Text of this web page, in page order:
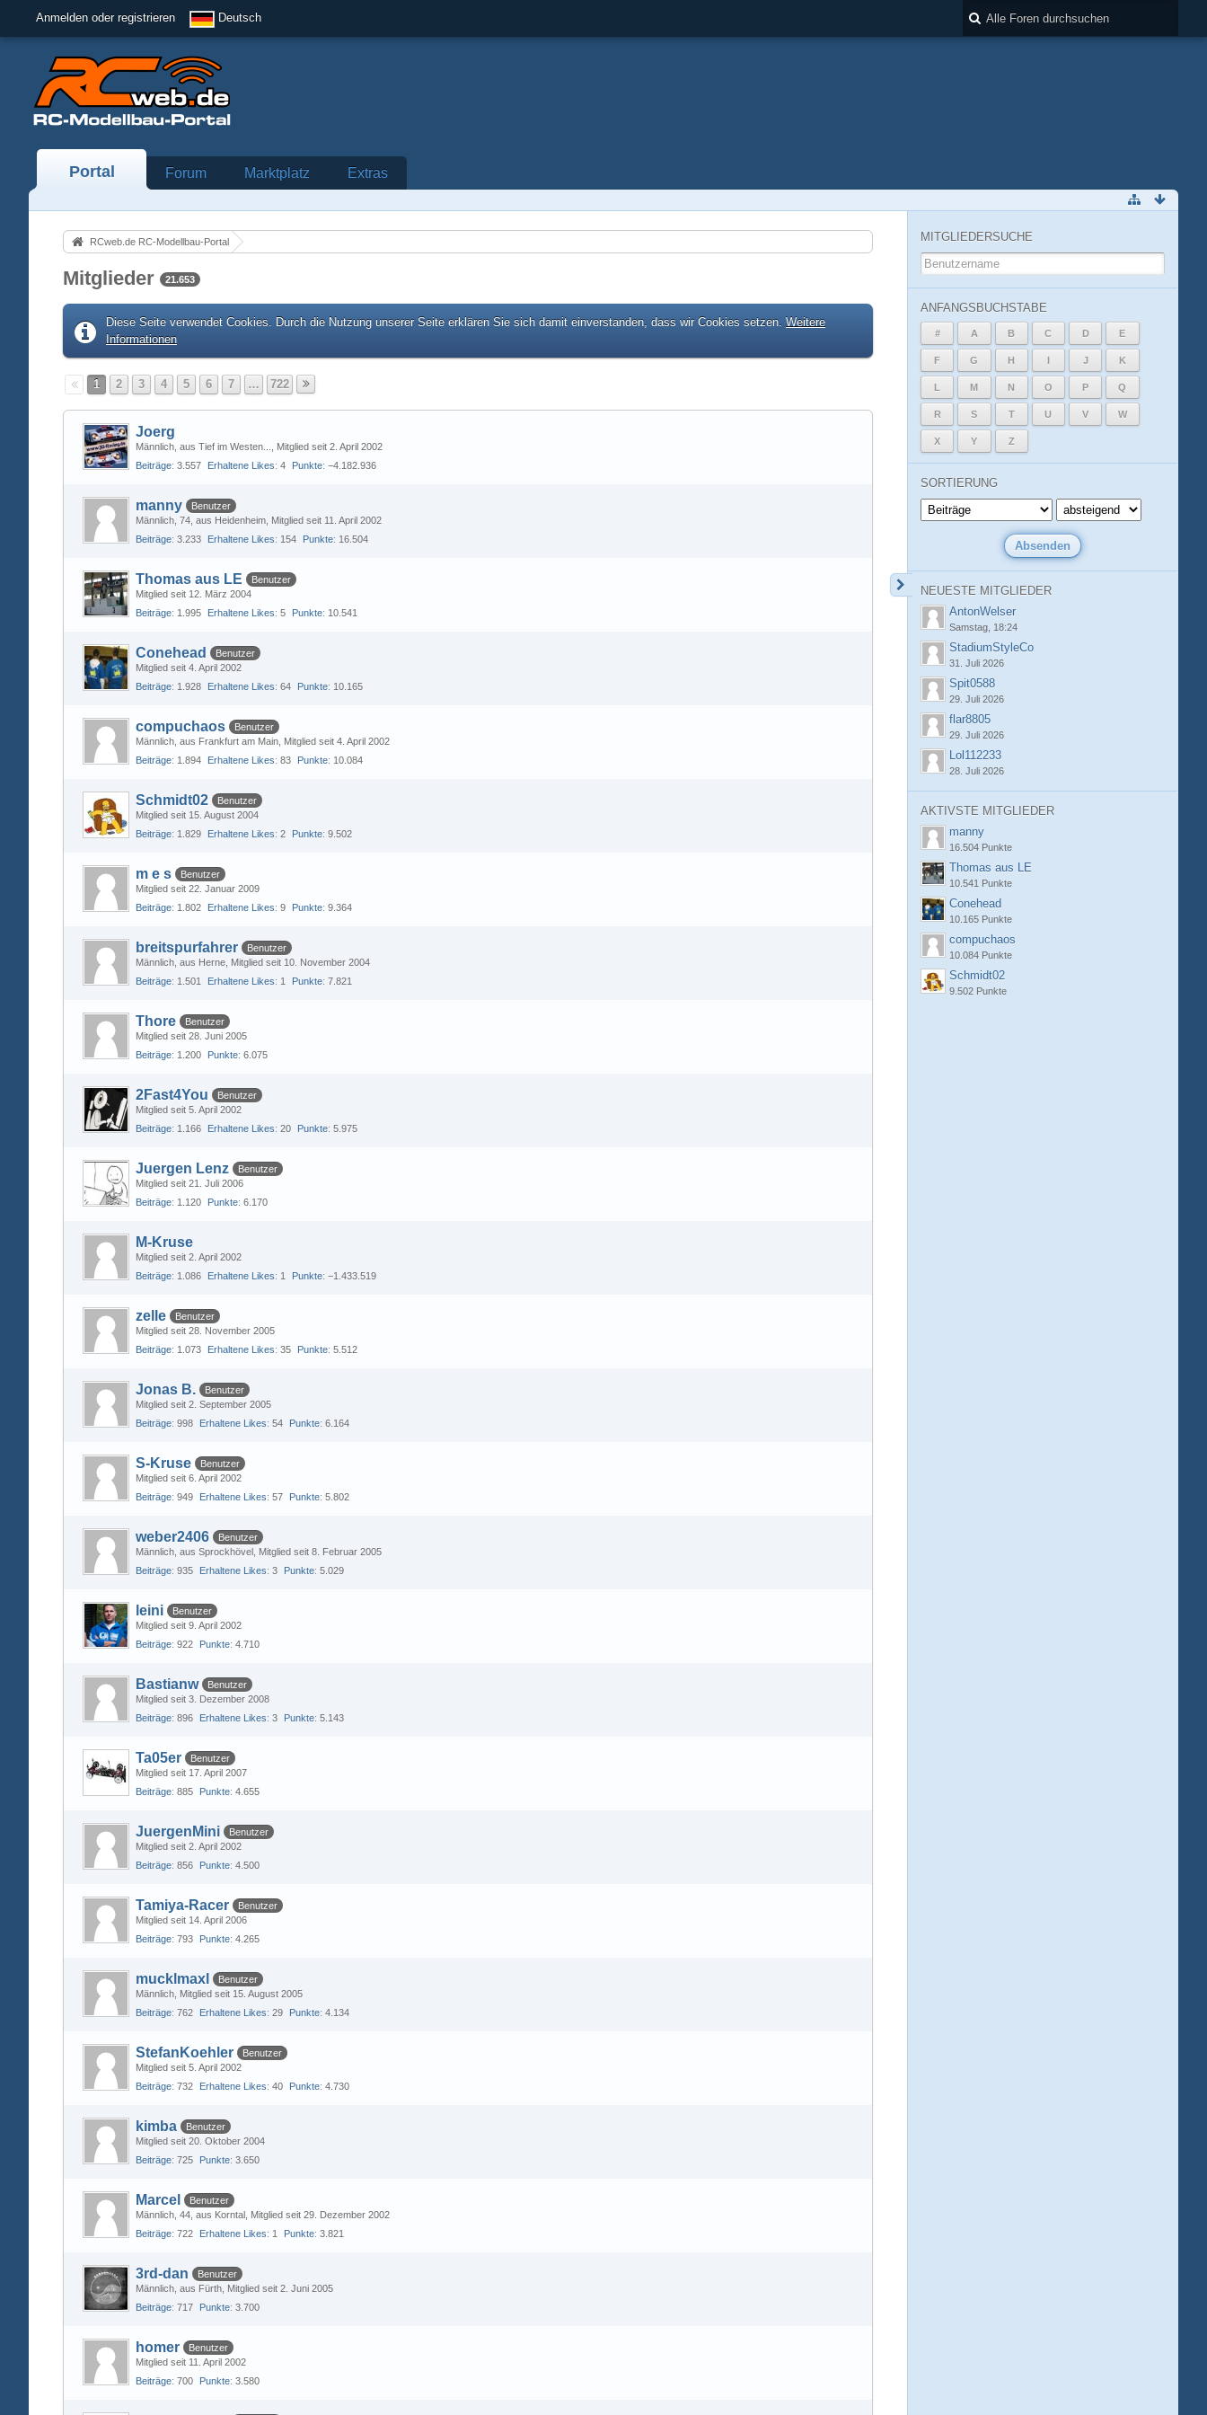
Anmelden oder registrieren Deutsch
Portal Forum Marktplatz Extras
RCweb.de RC-Modellbau-Portal
Mitglieder 21.653
Diese Seite verwendet Cookies. Durch die Nutzung unserer Seite erklären Sie sich damit einverstanden, dass wir Cookies setzen. Weitere
Informationen
1 2 3 4 5 6 7 … 722
Joerg
Männlich aus Tief im Westen...
Mitglied seit 2. April 2002
Beiträge 3.557 Erhaltene Likes 4 Punkte −4.182.936
manny
Benutzer
Männlich 74 aus Heidenheim Mitglied seit 11. April 2002
Beiträge 3.233 Erhaltene Likes 154 Punkte 16.504
Thomas aus LE
Benutzer
Mitglied seit 12. März 2004
Beiträge 1.995 Erhaltene Likes 5 Punkte 10.541
Conehead
Benutzer
Mitglied seit 4. April 2002
Beiträge 1.928 Erhaltene Likes 64 Punkte 10.165
compuchaos
Benutzer
Männlich aus Frankfurt am Main Mitglied seit 4. April 2002
Beiträge 1.894 Erhaltene Likes 83 Punkte 10.084
Schmidt02
Benutzer
Mitglied seit 15. August 2004
Beiträge 1.829 Erhaltene Likes 2 Punkte 9.502
m e s
Benutzer
Mitglied seit 22. Januar 2009
Beiträge 1.802 Erhaltene Likes 9 Punkte 9.364
breitspurfahrer
Benutzer
Männlich aus Herne Mitglied seit 10. November 2004
Beiträge 1.501 Erhaltene Likes 1 Punkte 7.821
Thore
Benutzer
Mitglied seit 28. Juni 2005
Beiträge 1.200 Punkte 6.075
2Fast4You
Benutzer
Mitglied seit 5. April 2002
Beiträge 1.166 Erhaltene Likes 20 Punkte 5.975
Juergen Lenz
Benutzer
Mitglied seit 21. Juli 2006
Beiträge 1.120 Punkte 6.170
M-Kruse
Mitglied seit 2. April 2002
Beiträge 1.086 Erhaltene Likes 1 Punkte −1.433.519
zelle
Benutzer
Mitglied seit 28. November 2005
Beiträge 1.073 Erhaltene Likes 35 Punkte 5.512
Jonas B.
Benutzer
Mitglied seit 2. September 2005
Beiträge 998 Erhaltene Likes 54 Punkte 6.164
S-Kruse
Benutzer
Mitglied seit 6. April 2002
Beiträge 949 Erhaltene Likes 57 Punkte 5.802
weber2406
Benutzer
Männlich aus Sprockhövel Mitglied seit 8. Februar 2005
Beiträge 935 Erhaltene Likes 3 Punkte 5.029
leini
Benutzer
Mitglied seit 9. April 2002
Beiträge 922 Punkte 4.710
Bastianw
Benutzer
Mitglied seit 3. Dezember 2008
Beiträge 896 Erhaltene Likes 3 Punkte 5.143
Ta05er
Benutzer
Mitglied seit 17. April 2007
Beiträge 885 Punkte 4.655
JuergenMini
Benutzer
Mitglied seit 2. April 2002
Beiträge 856 Punkte 4.500
Tamiya-Racer
Benutzer
Mitglied seit 14. April 2006
Beiträge 793 Punkte 4.265
mucklmaxl
Benutzer
Männlich Mitglied seit 15. August 2005
Beiträge 762 Erhaltene Likes 29 Punkte 4.134
StefanKoehler
Benutzer
Mitglied seit 5. April 2002
Beiträge 732 Erhaltene Likes 40 Punkte 4.730
kimba
Benutzer
Mitglied seit 20. Oktober 2004
Beiträge 725 Punkte 3.650
Marcel
Benutzer
Männlich 44 aus Korntal Mitglied seit 29. Dezember 2002
Beiträge 722 Erhaltene Likes 1 Punkte 3.821
3rd-dan
Benutzer
Männlich aus Fürth Mitglied seit 2. Juni 2005
Beiträge 717 Punkte 3.700
homer
Benutzer
Mitglied seit 11. April 2002
Beiträge 700 Punkte 3.580
MITGLIEDERSUCHE
ANFANGSBUCHSTABE
# A B C D E
F G H I J K
L M N O P Q
R S T U V W
X Y Z
SORTIERUNG
NEUESTE MITGLIEDER
AntonWelser
Samstag, 18:24
StadiumStyleCo
31. Juli 2026
Spit0588
29. Juli 2026
flar8805
29. Juli 2026
Lol112233
28. Juli 2026
AKTIVSTE MITGLIEDER
manny
16.504 Punkte
Thomas aus LE
10.541 Punkte
Conehead
10.165 Punkte
compuchaos
10.084 Punkte
Schmidt02
9.502 Punkte